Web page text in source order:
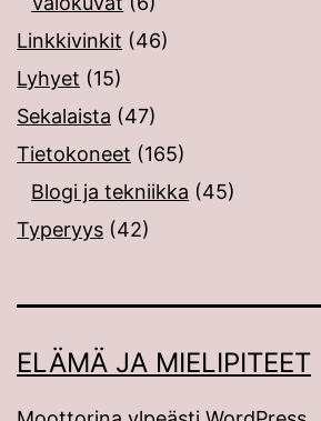
Linkkivinkit (46)
Lyhyet (15)
Sekalaista (47)
Tietokoneet (165)
Blogi ja tekniikka (45)
Typeryys (42)
ELÄMÄ JA MIELIPITEET